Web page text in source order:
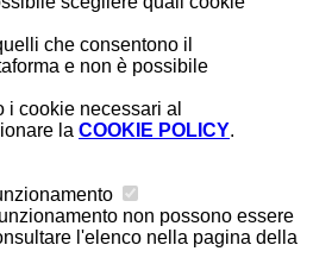
che consentono il
e non è possibile
i cookie necessari al
la COOKIE POLICY.
non possono essere
l'elenco nella pagina della